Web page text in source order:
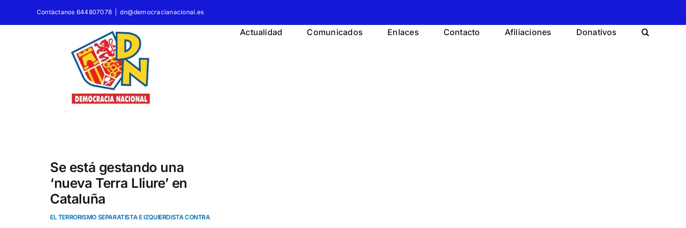
Contáctanos 644807078 dn@democracianacional.es
Actualidad Comunicados Enlaces Contacto Afiliaciones Donativos
Se está gestando una
‘nueva Terra Lliure’ en
Cataluña
EL TERRORISMO SEPARATISTA E IZQUIERDISTA CONTRA